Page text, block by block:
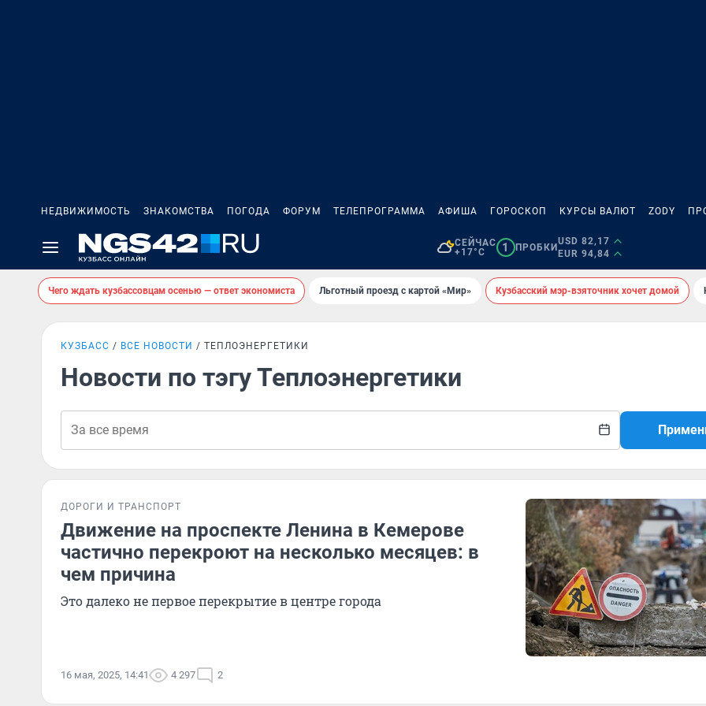
НЕДВИЖИМОСТЬ ЗНАКОМСТВА ПОГОДА ФОРУМ ТЕЛЕПРОГРАММА АФИША ГОРОСКОП КУРСЫ ВАЛЮТ ZODY
СЕЙЧАС
+17°C
1 ПРОБКИ
USD 82,17
EUR 94,84
Чего ждать кузбассовцам осенью — ответ экономиста Льготный проезд с картой «Мир» Кузбасский мэр-взяточник хочет домой
КУЗБАСС ВСЕ НОВОСТИ ТЕПЛОЭНЕРГЕТИКИ
Новости по тэгу Теплоэнергетики
ДОРОГИ И ТРАНСПОРТ
Движение на проспекте Ленина в Кемерове
частично перекроют на несколько месяцев: в
чем причина
Это далеко не первое перекрытие в центре города
16 мая, 2025, 14:41 4 297 2